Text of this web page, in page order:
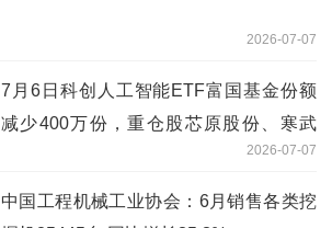
2026-07-07
7月6日科创人工智能ETF富国基金份额
减少400万份，重仓股芯原股份、寒武
2026-07-07
中国工程机械工业协会：6月销售各类挖